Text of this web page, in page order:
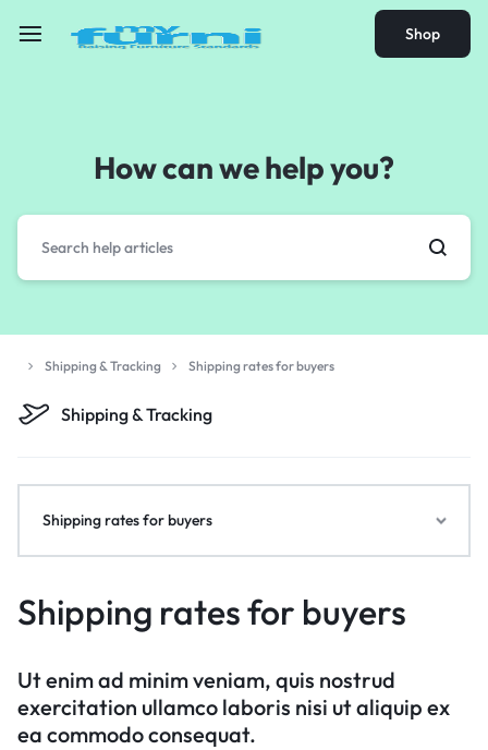
Shop
How can we help you?
Shipping & Tracking Shipping rates for buyers
Shipping & Tracking
Shipping rates for buyers
Ut enim ad minim veniam, quis nostrud
exercitation ullamco laboris nisi ut aliquip ex
ea commodo consequat.
Shipping rates for buyers